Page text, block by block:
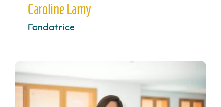
Caroline Lamy
Fondatrice